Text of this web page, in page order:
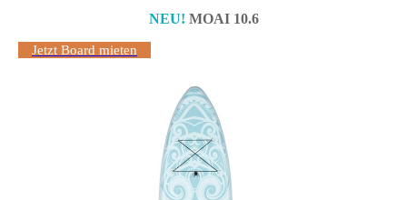
NEU! MOAI 10.6
Jetzt Board mieten